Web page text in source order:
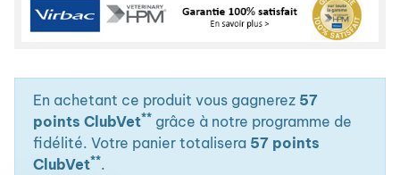
En achetant ce produit vous gagnerez 57
points ClubVet** grâce à notre programme de
fidélité. Votre panier totalisera 57 points
ClubVet**.